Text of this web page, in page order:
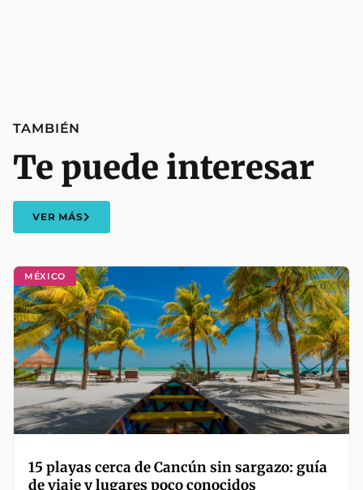
MÉXICO
15 playas cerca de Cancún sin sargazo: guía
de viaje y lugares poco conocidos
TAMBIÉN
Te puede interesar
VER MÁS